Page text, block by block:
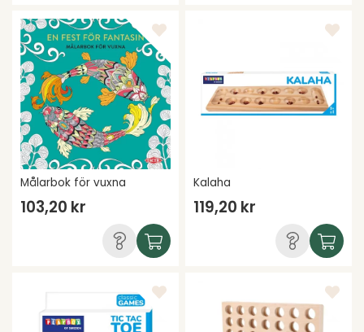
Målarbok för vuxna
103,20 kr
Kalaha
119,20 kr